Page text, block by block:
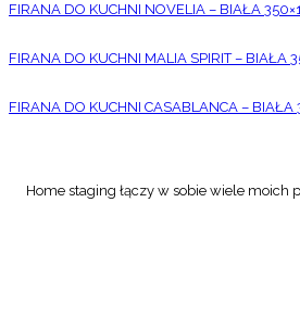
FIRANA DO KUCHNI NOVELIA – BIAŁA
FIRANA DO KUCHNI MALIA SPIRIT – BIAŁA
FIRANA DO KUCHNI CASABLANCA – BIAŁA
Home staging łączy w sobie wiele moich